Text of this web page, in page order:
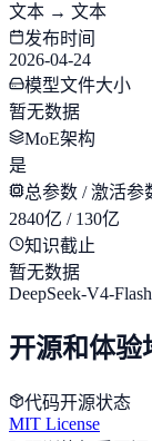
文本 → 文本
发布时间
2026-04-24
模型文件大小
暂无数据
MoE架构
是
总参数 / 激活参
2840亿 / 130亿
知识截止
暂无数据
DeepSeek-V4-Flash
开源和体验
代码开源状态
MIT License